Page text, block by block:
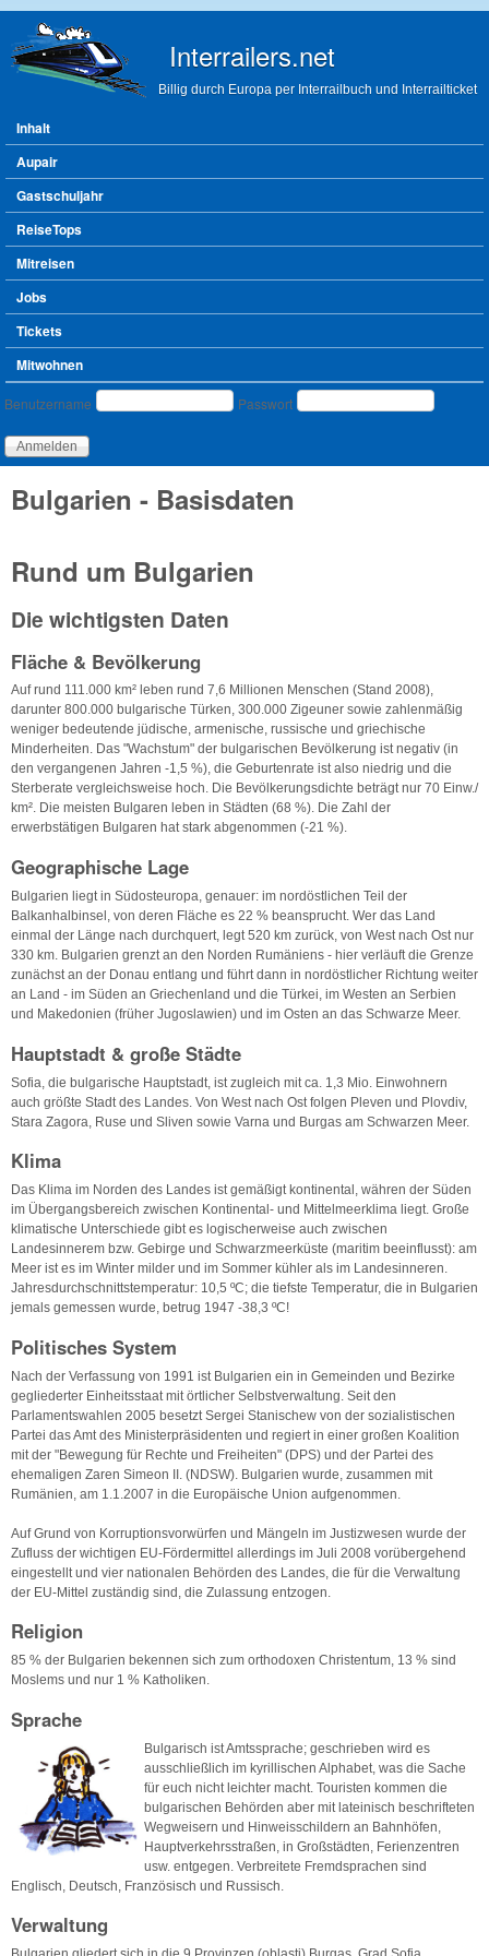
Interrailers.net
Billig durch Europa per Interrailbuch und Interrailticket
Hauptmenü
Inhalt
Aupair
Gastschuljahr
ReiseTops
Mitreisen
Jobs
Tickets
Mitwohnen
Benutzeranmeldung
Benutzername Passwort
Bulgarien - Basisdaten
Rund um Bulgarien
Die wichtigsten Daten
Fläche & Bevölkerung
Auf rund 111.000 km² leben rund 7,6 Millionen Menschen (Stand 2008),
darunter 800.000 bulgarische Türken, 300.000 Zigeuner sowie zahlenmäßig
weniger bedeutende jüdische, armenische, russische und griechische
Minderheiten. Das "Wachstum" der bulgarischen Bevölkerung ist negativ (in
den vergangenen Jahren -1,5 %), die Geburtenrate ist also niedrig und die
Sterberate vergleichsweise hoch. Die Bevölkerungsdichte beträgt nur 70 Einw./
km². Die meisten Bulgaren leben in Städten (68 %). Die Zahl der
erwerbstätigen Bulgaren hat stark abgenommen (-21 %).
Geographische Lage
Bulgarien liegt in Südosteuropa, genauer: im nordöstlichen Teil der
Balkanhalbinsel, von deren Fläche es 22 % beansprucht. Wer das Land
einmal der Länge nach durchquert, legt 520 km zurück, von West nach Ost nur
330 km. Bulgarien grenzt an den Norden Rumäniens - hier verläuft die Grenze
zunächst an der Donau entlang und führt dann in nordöstlicher Richtung weiter
an Land - im Süden an Griechenland und die Türkei, im Westen an Serbien
und Makedonien (früher Jugoslawien) und im Osten an das Schwarze Meer.
Hauptstadt & große Städte
Sofia, die bulgarische Hauptstadt, ist zugleich mit ca. 1,3 Mio. Einwohnern
auch größte Stadt des Landes. Von West nach Ost folgen Pleven und Plovdiv,
Stara Zagora, Ruse und Sliven sowie Varna und Burgas am Schwarzen Meer.
Klima
Das Klima im Norden des Landes ist gemäßigt kontinental, währen der Süden
im Übergangsbereich zwischen Kontinental- und Mittelmeerklima liegt. Große
klimatische Unterschiede gibt es logischerweise auch zwischen
Landesinnerem bzw. Gebirge und Schwarzmeerküste (maritim beeinflusst): am
Meer ist es im Winter milder und im Sommer kühler als im Landesinneren.
Jahresdurchschnittstemperatur: 10,5 ºC; die tiefste Temperatur, die in Bulgarien
jemals gemessen wurde, betrug 1947 -38,3 ºC!
Politisches System
Nach der Verfassung von 1991 ist Bulgarien ein in Gemeinden und Bezirke
gegliederter Einheitsstaat mit örtlicher Selbstverwaltung. Seit den
Parlamentswahlen 2005 besetzt Sergei Stanischew von der sozialistischen
Partei das Amt des Ministerpräsidenten und regiert in einer großen Koalition
mit der "Bewegung für Rechte und Freiheiten" (DPS) und der Partei des
ehemaligen Zaren Simeon II. (NDSW). Bulgarien wurde, zusammen mit
Rumänien, am 1.1.2007 in die Europäische Union aufgenommen.
Auf Grund von Korruptionsvorwürfen und Mängeln im Justizwesen wurde der
Zufluss der wichtigen EU-Fördermittel allerdings im Juli 2008 vorübergehend
eingestellt und vier nationalen Behörden des Landes, die für die Verwaltung
der EU-Mittel zuständig sind, die Zulassung entzogen.
Religion
85 % der Bulgarien bekennen sich zum orthodoxen Christentum, 13 % sind
Moslems und nur 1 % Katholiken.
Sprache
Bulgarisch ist Amtssprache; geschrieben wird es
ausschließlich im kyrillischen Alphabet, was die Sache
für euch nicht leichter macht. Touristen kommen die
bulgarischen Behörden aber mit lateinisch beschrifteten
Wegweisern und Hinweisschildern an Bahnhöfen,
Hauptverkehrsstraßen, in Großstädten, Ferienzentren
usw. entgegen. Verbreitete Fremdsprachen sind
Englisch, Deutsch, Französisch und Russisch.
Verwaltung